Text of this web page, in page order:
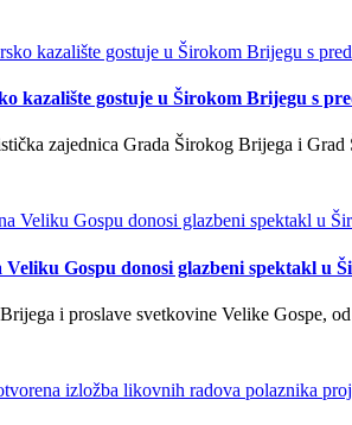
kazalište gostuje u Širokom Brijegu s
zajednica Grada Širokog Brijega i
Veliku Gospu donosi glazbeni spektakl u
i proslave svetkovine Velike Gospe,